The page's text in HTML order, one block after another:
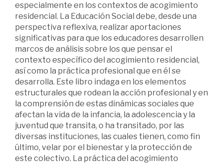
especialmente en los contextos de acogimiento
residencial. La Educación Social debe, desde una
perspectiva reflexiva, realizar aportaciones
significativas para que los educadores desarrollen
marcos de análisis sobre los que pensar el
contexto específico del acogimiento residencial,
así como la práctica profesional que en él se
desarrolla. Este libro indaga en los elementos
estructurales que rodean la acción profesional y en
la comprensión de estas dinámicas sociales que
afectan la vida de la infancia, la adolescencia y la
juventud que transita, o ha transitado, por las
diversas instituciones, las cuales tienen, como fin
último, velar por el bienestar y la protección de
este colectivo. La práctica del acogimiento